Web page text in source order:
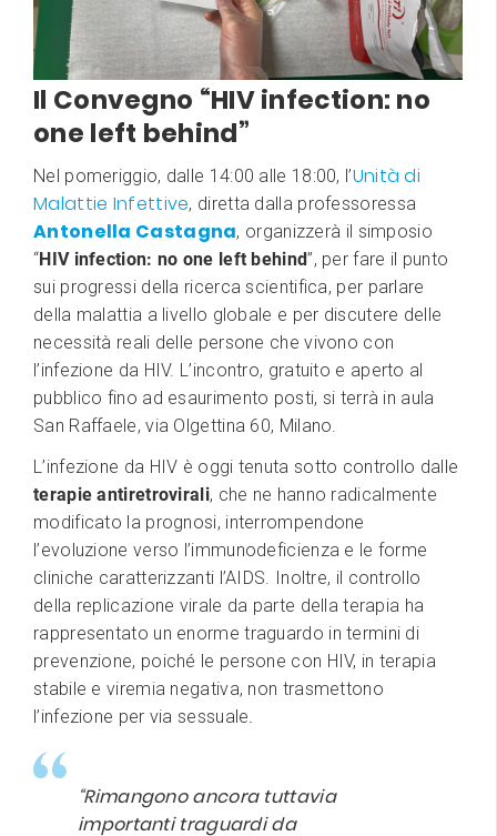
Il Convegno “HIV infection: no
one left behind”
Nel pomeriggio, dalle 14:00 alle 18:00, l’Unità di
Malattie Infettive, diretta dalla professoressa
Antonella Castagna, organizzerà il simposio
“HIV infection: no one left behind”, per fare il punto
sui progressi della ricerca scientifica, per parlare
della malattia a livello globale e per discutere delle
necessità reali delle persone che vivono con
l’infezione da HIV. L’incontro, gratuito e aperto al
pubblico fino ad esaurimento posti, si terrà in aula
San Raffaele, via Olgettina 60, Milano.
L’infezione da HIV è oggi tenuta sotto controllo dalle
terapie antiretrovirali, che ne hanno radicalmente
modificato la prognosi, interrompendone
l’evoluzione verso l’immunodeficienza e le forme
cliniche caratterizzanti l’AIDS. Inoltre, il controllo
della replicazione virale da parte della terapia ha
rappresentato un enorme traguardo in termini di
prevenzione, poiché le persone con HIV, in terapia
stabile e viremia negativa, non trasmettono
l’infezione per via sessuale.
“Rimangono ancora tuttavia
importanti traguardi da